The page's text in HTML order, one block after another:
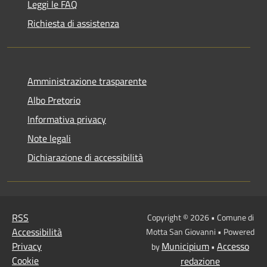
Leggi le FAQ
Richiesta di assistenza
Amministrazione trasparente
Albo Pretorio
Informativa privacy
Note legali
Dichiarazione di accessibilità
RSS
Accessibilità
Privacy
Cookie
Copyright © 2026 • Comune di
Motta San Giovanni • Powered
byMunicipium• Accesso
redazione